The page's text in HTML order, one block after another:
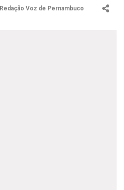
Redação Voz de Pernambuco